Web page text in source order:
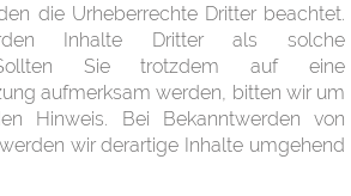
die Urheberrechte Dritter beachtet.
Inhalte Dritter als solche
Sollten Sie trotzdem auf eine
aufmerksam werden, bitten wir um
Hinweis. Bei Bekanntwerden von
wir derartige Inhalte umgehend